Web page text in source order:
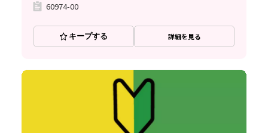
60974-00
キープする 詳細を見る